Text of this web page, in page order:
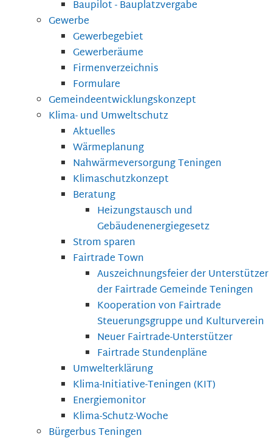
Baupilot - Bauplatzvergabe
Gewerbe
Gewerbegebiet
Gewerberäume
Firmenverzeichnis
Formulare
Gemeindeentwicklungskonzept
Klima- und Umweltschutz
Aktuelles
Wärmeplanung
Nahwärmeversorgung Teningen
Klimaschutzkonzept
Beratung
Heizungstausch und
Gebäudenenergiegesetz
Strom sparen
Fairtrade Town
Auszeichnungsfeier der Unterstützer
der Fairtrade Gemeinde Teningen
Kooperation von Fairtrade
Steuerungsgruppe und Kulturverein
Neuer Fairtrade-Unterstützer
Fairtrade Stundenpläne
Umwelterklärung
Klima-Initiative-Teningen (KIT)
Energiemonitor
Klima-Schutz-Woche
Bürgerbus Teningen